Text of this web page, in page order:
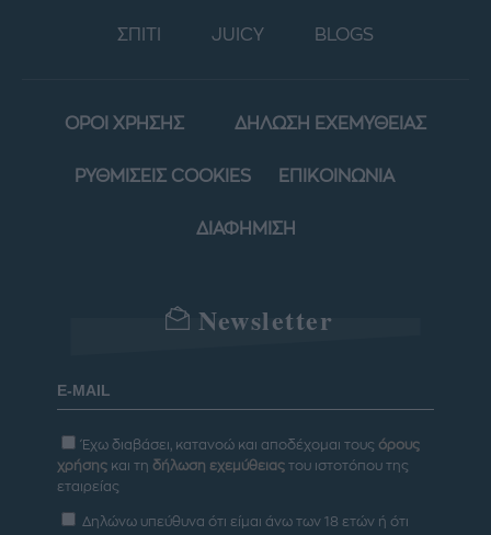
ΣΠΙΤΙ JUICY BLOGS
ΟΡΟΙ ΧΡΗΣΗΣ ΔΗΛΩΣΗ ΕΧΕΜΥΘΕΙΑΣ
ΡΥΘΜΙΣΕΙΣ COOKIES ΕΠΙΚΟΙΝΩΝΙΑ
ΔΙΑΦΗΜΙΣΗ
Newsletter
Έχω διαβάσει, κατανοώ και αποδέχομαι τους όρους
χρήσης και τη δήλωση εχεμύθειας του ιστοτόπου της
εταιρείας
Δηλώνω υπεύθυνα ότι είμαι άνω των 18 ετών ή ότι